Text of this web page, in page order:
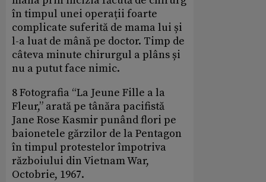
în timpul unei operații foarte
complicate suferită de mama lui și
l-a luat de mână pe doctor. Timp de
câteva minute chirurgul a plâns și
nu a putut face nimic.
8 Fotografia “La Jeune Fille a la
Fleur,” arată pe tânăra pacifistă
Jane Rose Kasmir punând flori pe
baionetele gărzilor de la Pentagon
în timpul protestelor împotriva
războiului din Vietnam War,
Octobrie, 1967.